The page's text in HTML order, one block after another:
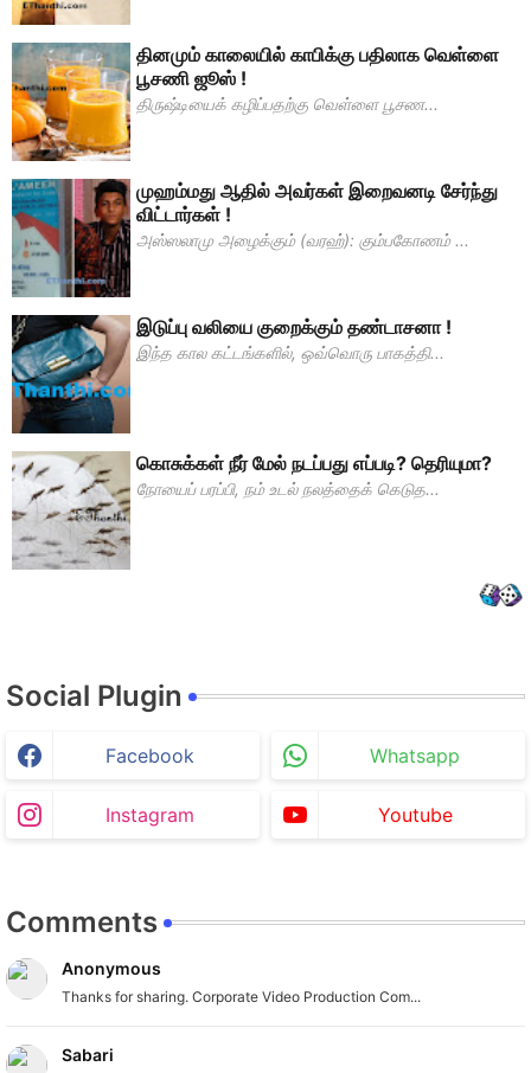
தினமும் காலையில் காபிக்கு பதிலாக வெள்ளை
பூசணி ஜூஸ் !
திருஷ்டியைக் கழிப்பதற்கு வெள்ளை பூசண...
முஹம்மது ஆதில் அவர்கள் இறைவனடி சேர்ந்து
விட்டார்கள் !
அஸ்ஸலாமு அழைக்கும் (வரஹ்): கும்பகோணம் ...
இடுப்பு வலியை குறைக்கும் தண்டாசனா !
இந்த கால கட்டங்களில், ஒவ்வொரு பாகத்தி...
கொசுக்கள் நீர் மேல் நடப்பது எப்படி? தெரியுமா?
நோயைப் பரப்பி, நம் உடல் நலத்தைக் கெடுத...
Social Plugin
Facebook Whatsapp
Instagram Youtube
Comments
Anonymous
Thanks for sharing. Corporate Video Production Com...
Sabari